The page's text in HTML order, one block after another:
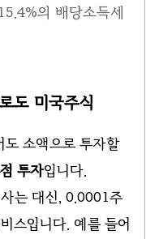
의 배당소득세
도 미국주식
도 소액으로 투자할
투자입니다.
는 대신, 0.0001주
스입니다. 예를 들어